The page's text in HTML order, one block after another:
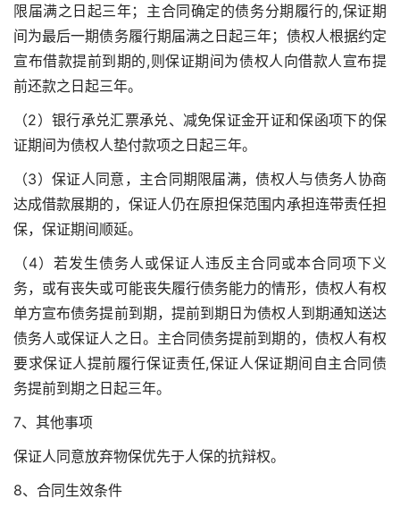
限届满之日起三年；主合同确定的债务分期履行的,保证期
间为最后一期债务履行期届满之日起三年；债权人根据约定
宣布借款提前到期的,则保证期间为债权人向借款人宣布提
前还款之日起三年。
（2）银行承兑汇票承兑、减免保证金开证和保函项下的保
证期间为债权人垫付款项之日起三年。
（3）保证人同意，主合同期限届满，债权人与债务人协商
达成借款展期的，保证人仍在原担保范围内承担连带责任担
保，保证期间顺延。
（4）若发生债务人或保证人违反主合同或本合同项下义
务，或有丧失或可能丧失履行债务能力的情形，债权人有权
单方宣布债务提前到期，提前到期日为债权人到期通知送达
债务人或保证人之日。主合同债务提前到期的，债权人有权
要求保证人提前履行保证责任,保证人保证期间自主合同债
务提前到期之日起三年。
7、其他事项
保证人同意放弃物保优先于人保的抗辩权。
8、合同生效条件